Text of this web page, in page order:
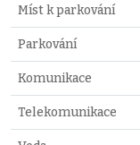
Míst k parkování
Parkování
Komunikace
Telekomunikace